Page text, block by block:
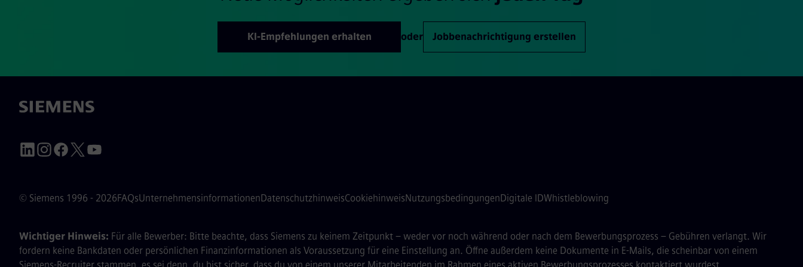
KI-Empfehlungen erhalten oder Jobbenachrichtigung erstellen
© Siemens 1996 - 2026FAQsUnternehmensinformationenDatenschutzhinweisCookiehinweisNutzungsbedingungenDigitale IDWhistleblowing
Wichtiger Hinweis: Für alle Bewerber: Bitte beachte, dass Siemens zu keinem Zeitpunkt – weder vor noch während oder nach dem Bewerbungsprozess – Gebühren verlangt. Wir
fordern keine Bankdaten oder persönlichen Finanzinformationen als Voraussetzung für eine Einstellung an. Öffne außerdem keine Dokumente in E-Mails, die scheinbar von einem